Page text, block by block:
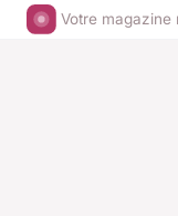
Votre magazine